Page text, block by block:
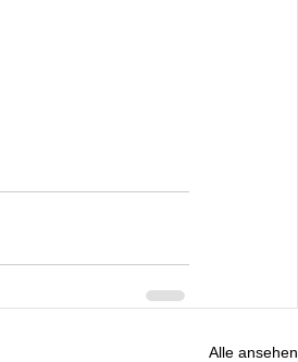
Alle ansehen